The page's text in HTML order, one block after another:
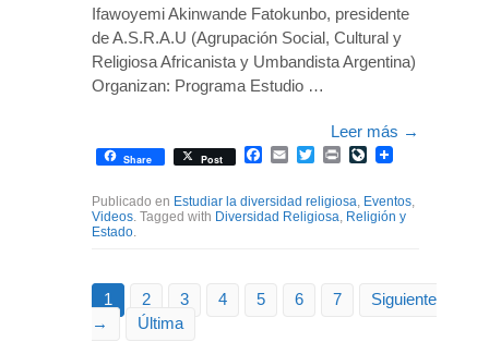
Ifawoyemi Akinwande Fatokunbo, presidente
de A.S.R.A.U (Agrupación Social, Cultural y
Religiosa Africanista y Umbandista Argentina)
Organizan: Programa Estudio …
Leer más →
Share Post Facebook
EmailTwitterPrintLiveJournal
Publicado en Estudiar la diversidad religiosa Eventos
Videos . Tagged with Diversidad Religiosa Religión y
Estado
1 2 3 4 5 6 7
Siguiente
→
Última